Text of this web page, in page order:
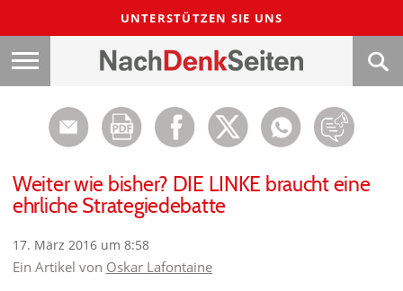
UNTERSTÜTZEN SIE UNS
Weiter wie bisher? DIE LINKE braucht eine
ehrliche Strategiedebatte
17. März 2016 um 8:58
Ein Artikel von Oskar Lafontaine